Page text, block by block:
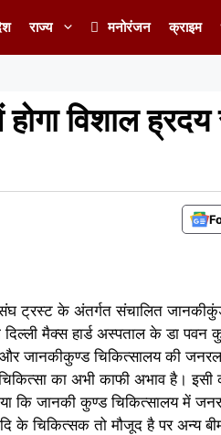
राज्य मनोरंजन क्राइम
विशाल ह्रदय
संघ ट्रस्ट के अंतर्गत संचालित
मैक्स हार्ड अस्पताल के डा पवन
जानकीकुण्ड चिकित्सालय की जनरल
का अभी काफी अभाव है।
कि जानकी कुण्ड चिकित्सालय में
के चिकित्सक तो मौजूद है पर अन्य